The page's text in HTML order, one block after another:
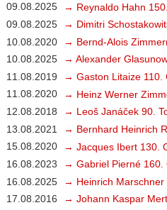
09.08.2025
→ Reynaldo Hahn
09.08.2025
→ Dimitri
10.08.2020
→ Bernd-Alois
10.08.2025
→ Alexander
11.08.2019
→ Gaston Litaize 110.
11.08.2020
→ Heinz Werner
12.08.2018
→ Leoš Janáček 90.
13.08.2021
→ Bernhard Heinrich
15.08.2020
→ Jacques Ibert 130.
16.08.2023
→ Gabriel Pierné 160.
16.08.2025
→ Heinrich Marschner
17.08.2016
→ Johann Kaspar